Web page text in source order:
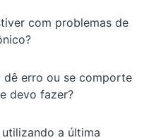
com problemas de
dê erro ou se comporte
devo fazer?
a última